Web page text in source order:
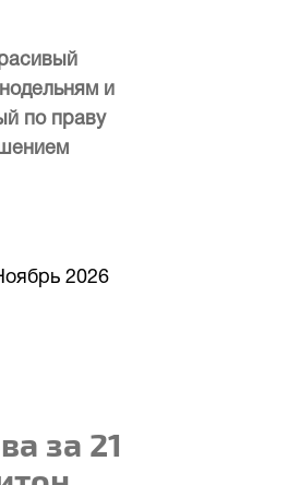
и
по праву
2026
за 21